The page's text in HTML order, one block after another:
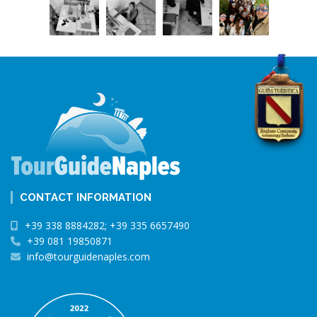
CONTACT INFORMATION
+39 338 8884282; +39 335 6657490
+39 081 19850871
info@tourguidenaples.com